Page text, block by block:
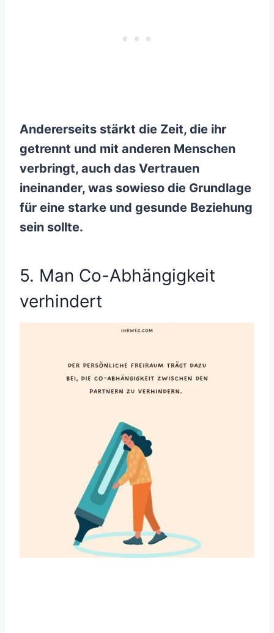
Andererseits stärkt die Zeit, die ihr
getrennt und mit anderen Menschen
verbringt, auch das Vertrauen
ineinander, was sowieso die Grundlage
für eine starke und gesunde Beziehung
sein sollte.
5. Man Co-Abhängigkeit
verhindert